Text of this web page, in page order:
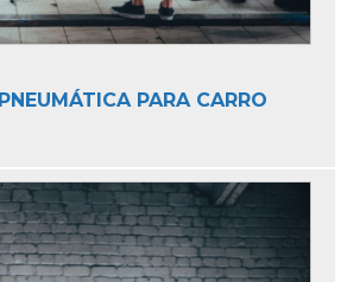
em Peugeot
PARA CARRO